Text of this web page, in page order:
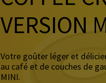
VERSION
Votre goûter léger et
au café et de couches de
MINI.